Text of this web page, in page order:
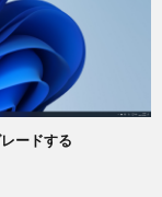
ードする